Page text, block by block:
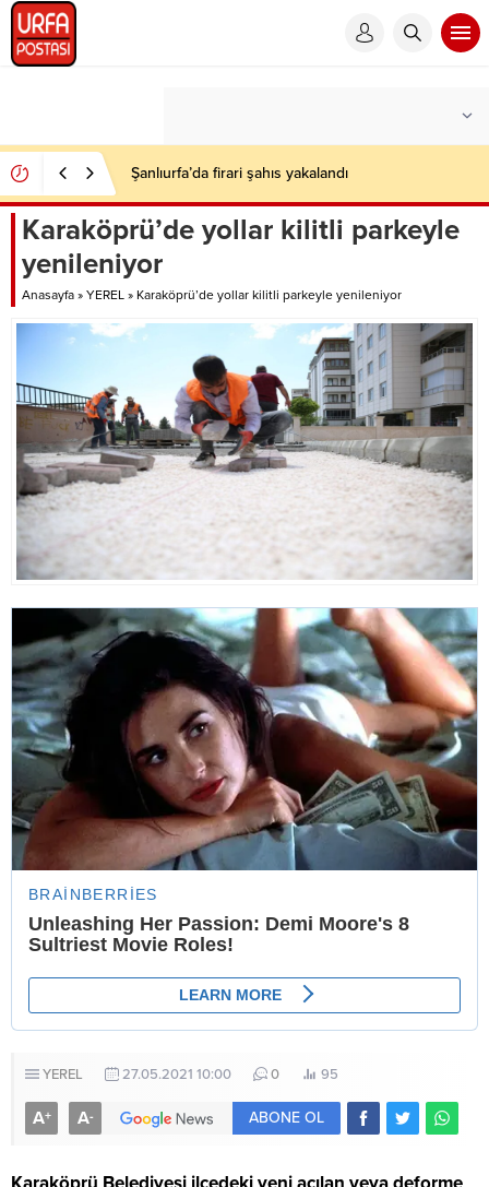
Şanlıurfa’da firari şahıs yakalandı
Karaköprü’de yollar kilitli parkeyle
yenileniyor
Anasayfa » YEREL » Karaköprü’de yollar kilitli parkeyle yenileniyor
YEREL 27.05.2021 10:00 0 95
A+ A- ABONE OL